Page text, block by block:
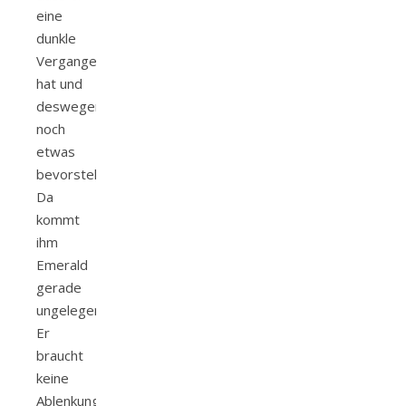
eine
dunkle
Vergangenheit
hat und
deswegen
noch
etwas
bevorsteht.
Da
kommt
ihm
Emerald
gerade
ungelegen.
Er
braucht
keine
Ablenkung